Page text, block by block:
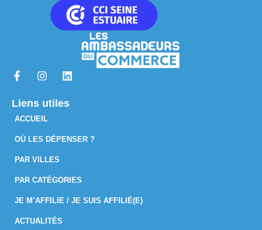
Liens utiles
ACCUEIL
OÙ LES DÉPENSER ?
PAR VILLES
PAR CATÉGORIES
JE M’AFFILIE / JE SUIS AFFILIÉ(E)
ACTUALITÉS